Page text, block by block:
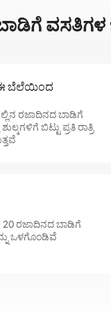
ವಸತಿಗಳ
ಈ ಬೆಲೆಯಿಂದ
ರಜಾದಿನದ ಬಾಡಿಗೆ
ಬಿಟ್ಟು ಪ್ರತಿ ರಾತ್ರಿ
20 ರಜಾದಿನದ ಬಾಡಿಗೆ
ಒಳಗೊಂಡಿವೆ